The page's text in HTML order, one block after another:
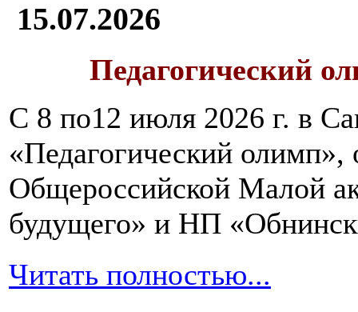
15.07.2026
Педагогический
С 8 по12 июля 2026 г. в
«Педагогический олимп»,
Общероссийской Малой
будущего» и НП
Читать полностью...